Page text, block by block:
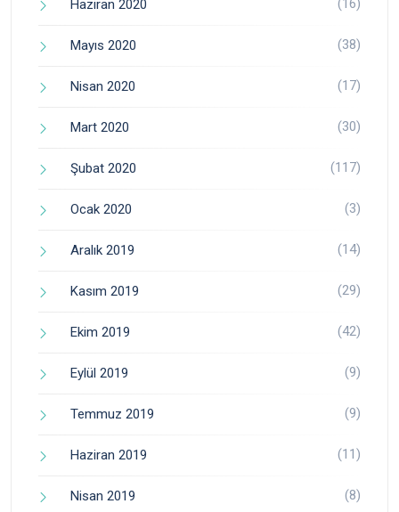
Haziran 2020 (16)
Mayıs 2020 (38)
Nisan 2020 (17)
Mart 2020 (30)
Şubat 2020 (117)
Ocak 2020 (3)
Aralık 2019 (14)
Kasım 2019 (29)
Ekim 2019 (42)
Eylül 2019 (9)
Temmuz 2019 (9)
Haziran 2019 (11)
Nisan 2019 (8)